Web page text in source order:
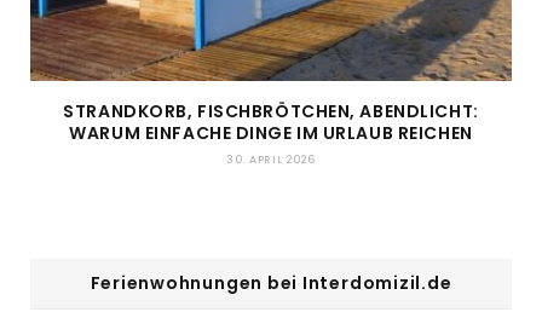
STRANDKORB, FISCHBRÖTCHEN, ABENDLICHT:
WARUM EINFACHE DINGE IM URLAUB REICHEN
30. APRIL 2026
Ferienwohnungen bei Interdomizil.de